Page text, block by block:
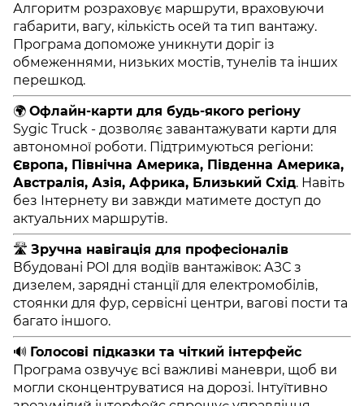
Алгоритм розраховує маршрути, враховуючи
габарити, вагу, кількість осей та тип вантажу.
Програма допоможе уникнути доріг із
обмеженнями, низьких мостів, тунелів та інших
перешкод.
🌍 Офлайн-карти для будь-якого регіону
Sygic Truck - дозволяє завантажувати карти для
автономної роботи. Підтримуються регіони:
Європа, Північна Америка, Південна Америка,
Австралія, Азія, Африка, Близький Схід. Навіть
без Інтернету ви завжди матимете доступ до
актуальних маршрутів.
🛣️ Зручна навігація для професіоналів
Вбудовані POI для водіїв вантажівок: АЗС з
дизелем, зарядні станції для електромобілів,
стоянки для фур, сервісні центри, вагові пости та
багато іншого.
🔊 Голосові підказки та чіткий інтерфейс
Програма озвучує всі важливі маневри, щоб ви
могли сконцентруватися на дорозі. Інтуїтивно